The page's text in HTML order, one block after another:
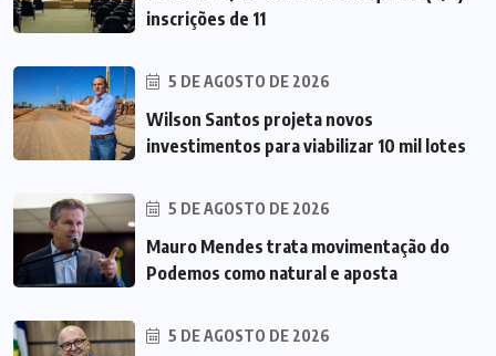
inscrições de 11
5 DE AGOSTO DE 2026
Wilson Santos projeta novos
investimentos para viabilizar 10 mil lotes
5 DE AGOSTO DE 2026
Mauro Mendes trata movimentação do
Podemos como natural e aposta
5 DE AGOSTO DE 2026